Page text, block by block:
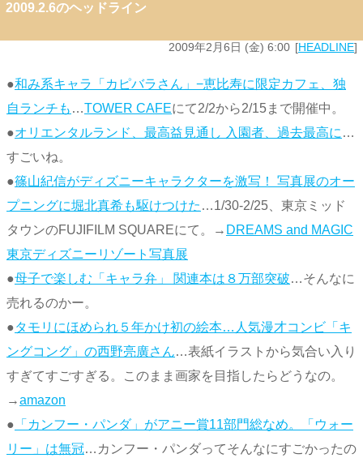
2009.2.6のヘッドライン
2009年2月6日 (金) 6:00 HEADLINE
●和み系キャラ「カピバラさん」−恵比寿に限定カフェ、独
自ランチも …TOWER CAFEにて2/2から2/15まで開催中。
●オリエンタルランド、最高益見通し 入園者、過去最高に …
すごいね。
●篠山紀信がディズニーキャラクターを激写！ 写真展のオー
プニングに堀北真希も駆けつけた …1/30-2/25、東京ミッド
タウンのFUJIFILM SQUAREにて。→ DREAMS and MAGIC
東京ディズニーリゾート写真展
●母子で楽しむ「キャラ弁」 関連本は８万部突破…そんなに
売れるのかー。
●タモリにほめられ５年かけ初の絵本…人気漫才コンビ「キ
ングコング」の西野亮廣さん…表紙イラストから気合い入り
すぎてすごすぎる。このまま画家を目指したらどうなの。
→amazon
● 「カンフー・パンダ」がアニー賞11部門総なめ。「ウォー
リー」は無冠…カンフー・パンダってそんなにすごかったの